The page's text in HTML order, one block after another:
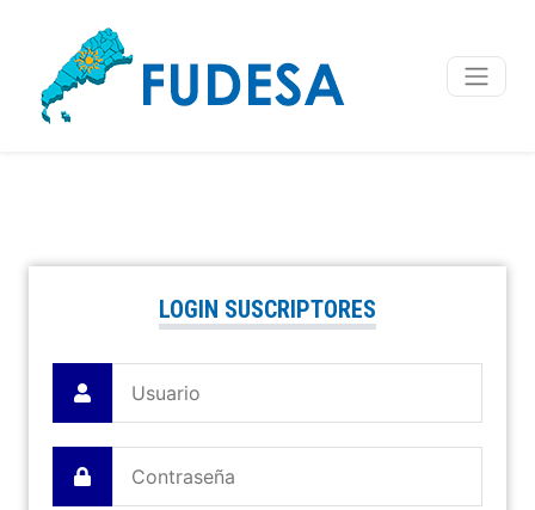
LOGIN SUSCRIPTORES